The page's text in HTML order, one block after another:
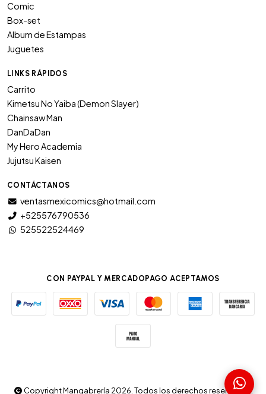
Comic
Box-set
Album de Estampas
Juguetes
LINKS RÁPIDOS
Carrito
Kimetsu No Yaiba (Demon Slayer)
Chainsaw Man
DanDaDan
My Hero Academia
Jujutsu Kaisen
CONTÁCTANOS
ventasmexicomics@hotmail.com
+525576790536
525522524469
CON PAYPAL Y MERCADOPAGO ACEPTAMOS
Copyright Mangabrería 2026. Todos los derechos reservados.